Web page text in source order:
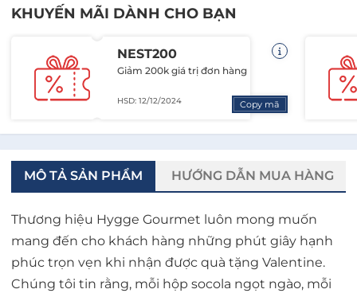
KHUYẾN MÃI DÀNH CHO BẠN
NEST200
Giảm 200k giá trị đơn hàng
HSD: 12/12/2024 Copy mã
MÔ TẢ SẢN PHẨM HƯỚNG DẪN MUA HÀNG
Thương hiệu Hygge Gourmet luôn mong muốn
mang đến cho khách hàng những phút giây hạnh
phúc trọn vẹn khi nhận được quà tặng Valentine.
Chúng tôi tin rằng, mỗi hộp socola ngọt ngào, mỗi